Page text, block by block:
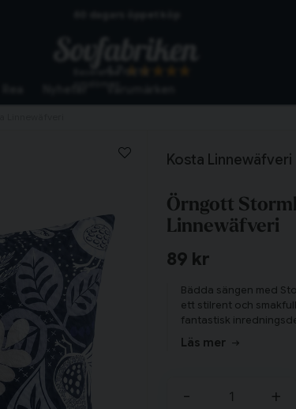
Skickas från lagret i Vinslöv
Kosta Linnewäfveri
Örngott
Linnewäfveri
89 kr
Bädda sängen med
ett stilrent och
fantastisk
känslan av lyx med
som förstärks på en
Läs mer
- +